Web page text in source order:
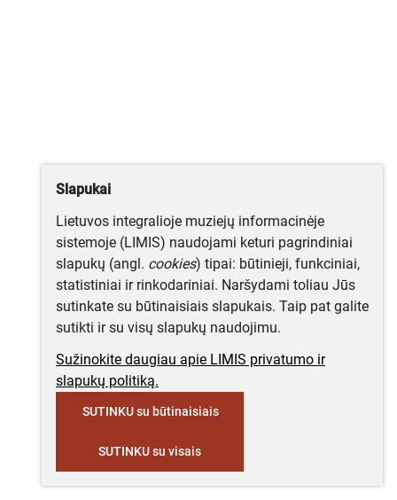
Slapukai
Lietuvos integralioje muziejų informacinėje
sistemoje (LIMIS) naudojami keturi pagrindiniai
slapukų (angl. cookies) tipai: būtinieji, funkciniai,
statistiniai ir rinkodariniai. Naršydami toliau Jūs
sutinkate su būtinaisiais slapukais. Taip pat galite
sutikti ir su visų slapukų naudojimu.
Sužinokite daugiau apie LIMIS privatumo ir
slapukų politiką.
SUTINKU su būtinaisiais
SUTINKU su visais